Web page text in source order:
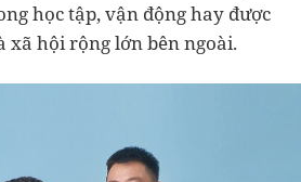
học tập, vận động hay được
xã hội rộng lớn bên ngoài.